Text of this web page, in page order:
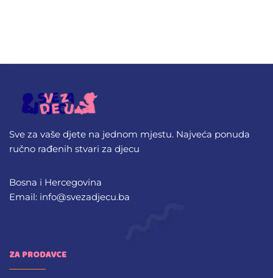
Sve za vaše djete na jednom mjestu. Najveća ponuda
ručno rađenih stvari za djecu
Bosna i Hercegovina
Email: info@svezadjecu.ba
ZA PRODAVCE